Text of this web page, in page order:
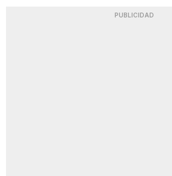
PUBLICIDAD